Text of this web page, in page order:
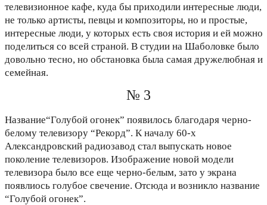
телевизионное кафе, куда бы приходили интересные люди,
не только артисты, певцы и композиторы, но и простые,
интересные люди, у которых есть своя история и ей можно
поделиться со всей страной. В студии на Шаболовке было
довольно тесно, но обстановка была самая дружелюбная и
семейная.
№ 3
Название“Голубой огонек” появилось благодаря черно-
белому телевизору “Рекорд”. К началу 60-х
Александровский радиозавод стал выпускать новое
поколение телевизоров. Изображение новой модели
телевизора было все еще черно-белым, зато у экрана
появлиось голубое свечение. Отсюда и возникло название
“Голубой огонек”.